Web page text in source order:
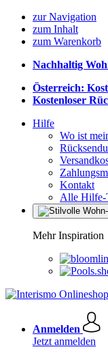
zur Navigation
zum Inhalt
zum Warenkorb
Nachhaltig
Österreich:
Kostenloser
Hilfe
Wo ist
Kontakt
Alle Hilfe-
Mehr Inspiration
Anmelden
Jetzt anmelden